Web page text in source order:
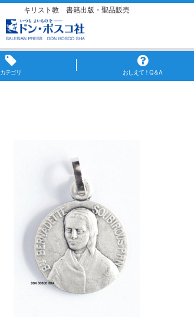
キリスト教 書籍出版・聖品販売
カテゴリ おしえて！Q＆A